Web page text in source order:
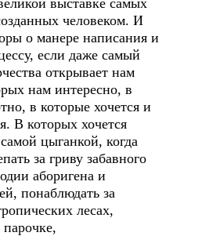
выставке самых
человеком. И
о манере написания и
если даже самый
открывает нам
нам интересно, в
в которые хочется и
В которых хочется
цыганкой, когда
за гриву забавного
аборигена и
понаблюдать за
лесах,